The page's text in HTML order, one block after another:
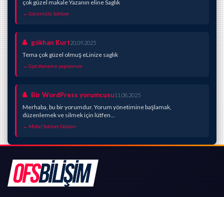
çok güzel makale Yazanın eline Saglık
→ Görüntülü Sohbet
gökhan Kurt20.09.2025
Tema çok güzel olmuş eLinize saglık
→ Gpt deneme yapiyorum
Bir WordPress yorumcusu11.08.2025
Merhaba, bu bir yorumdur. Yorum yönetimine başlamak,
düzenlemek ve silmek için lütfen...
→ Mobil Sohbet Odaları